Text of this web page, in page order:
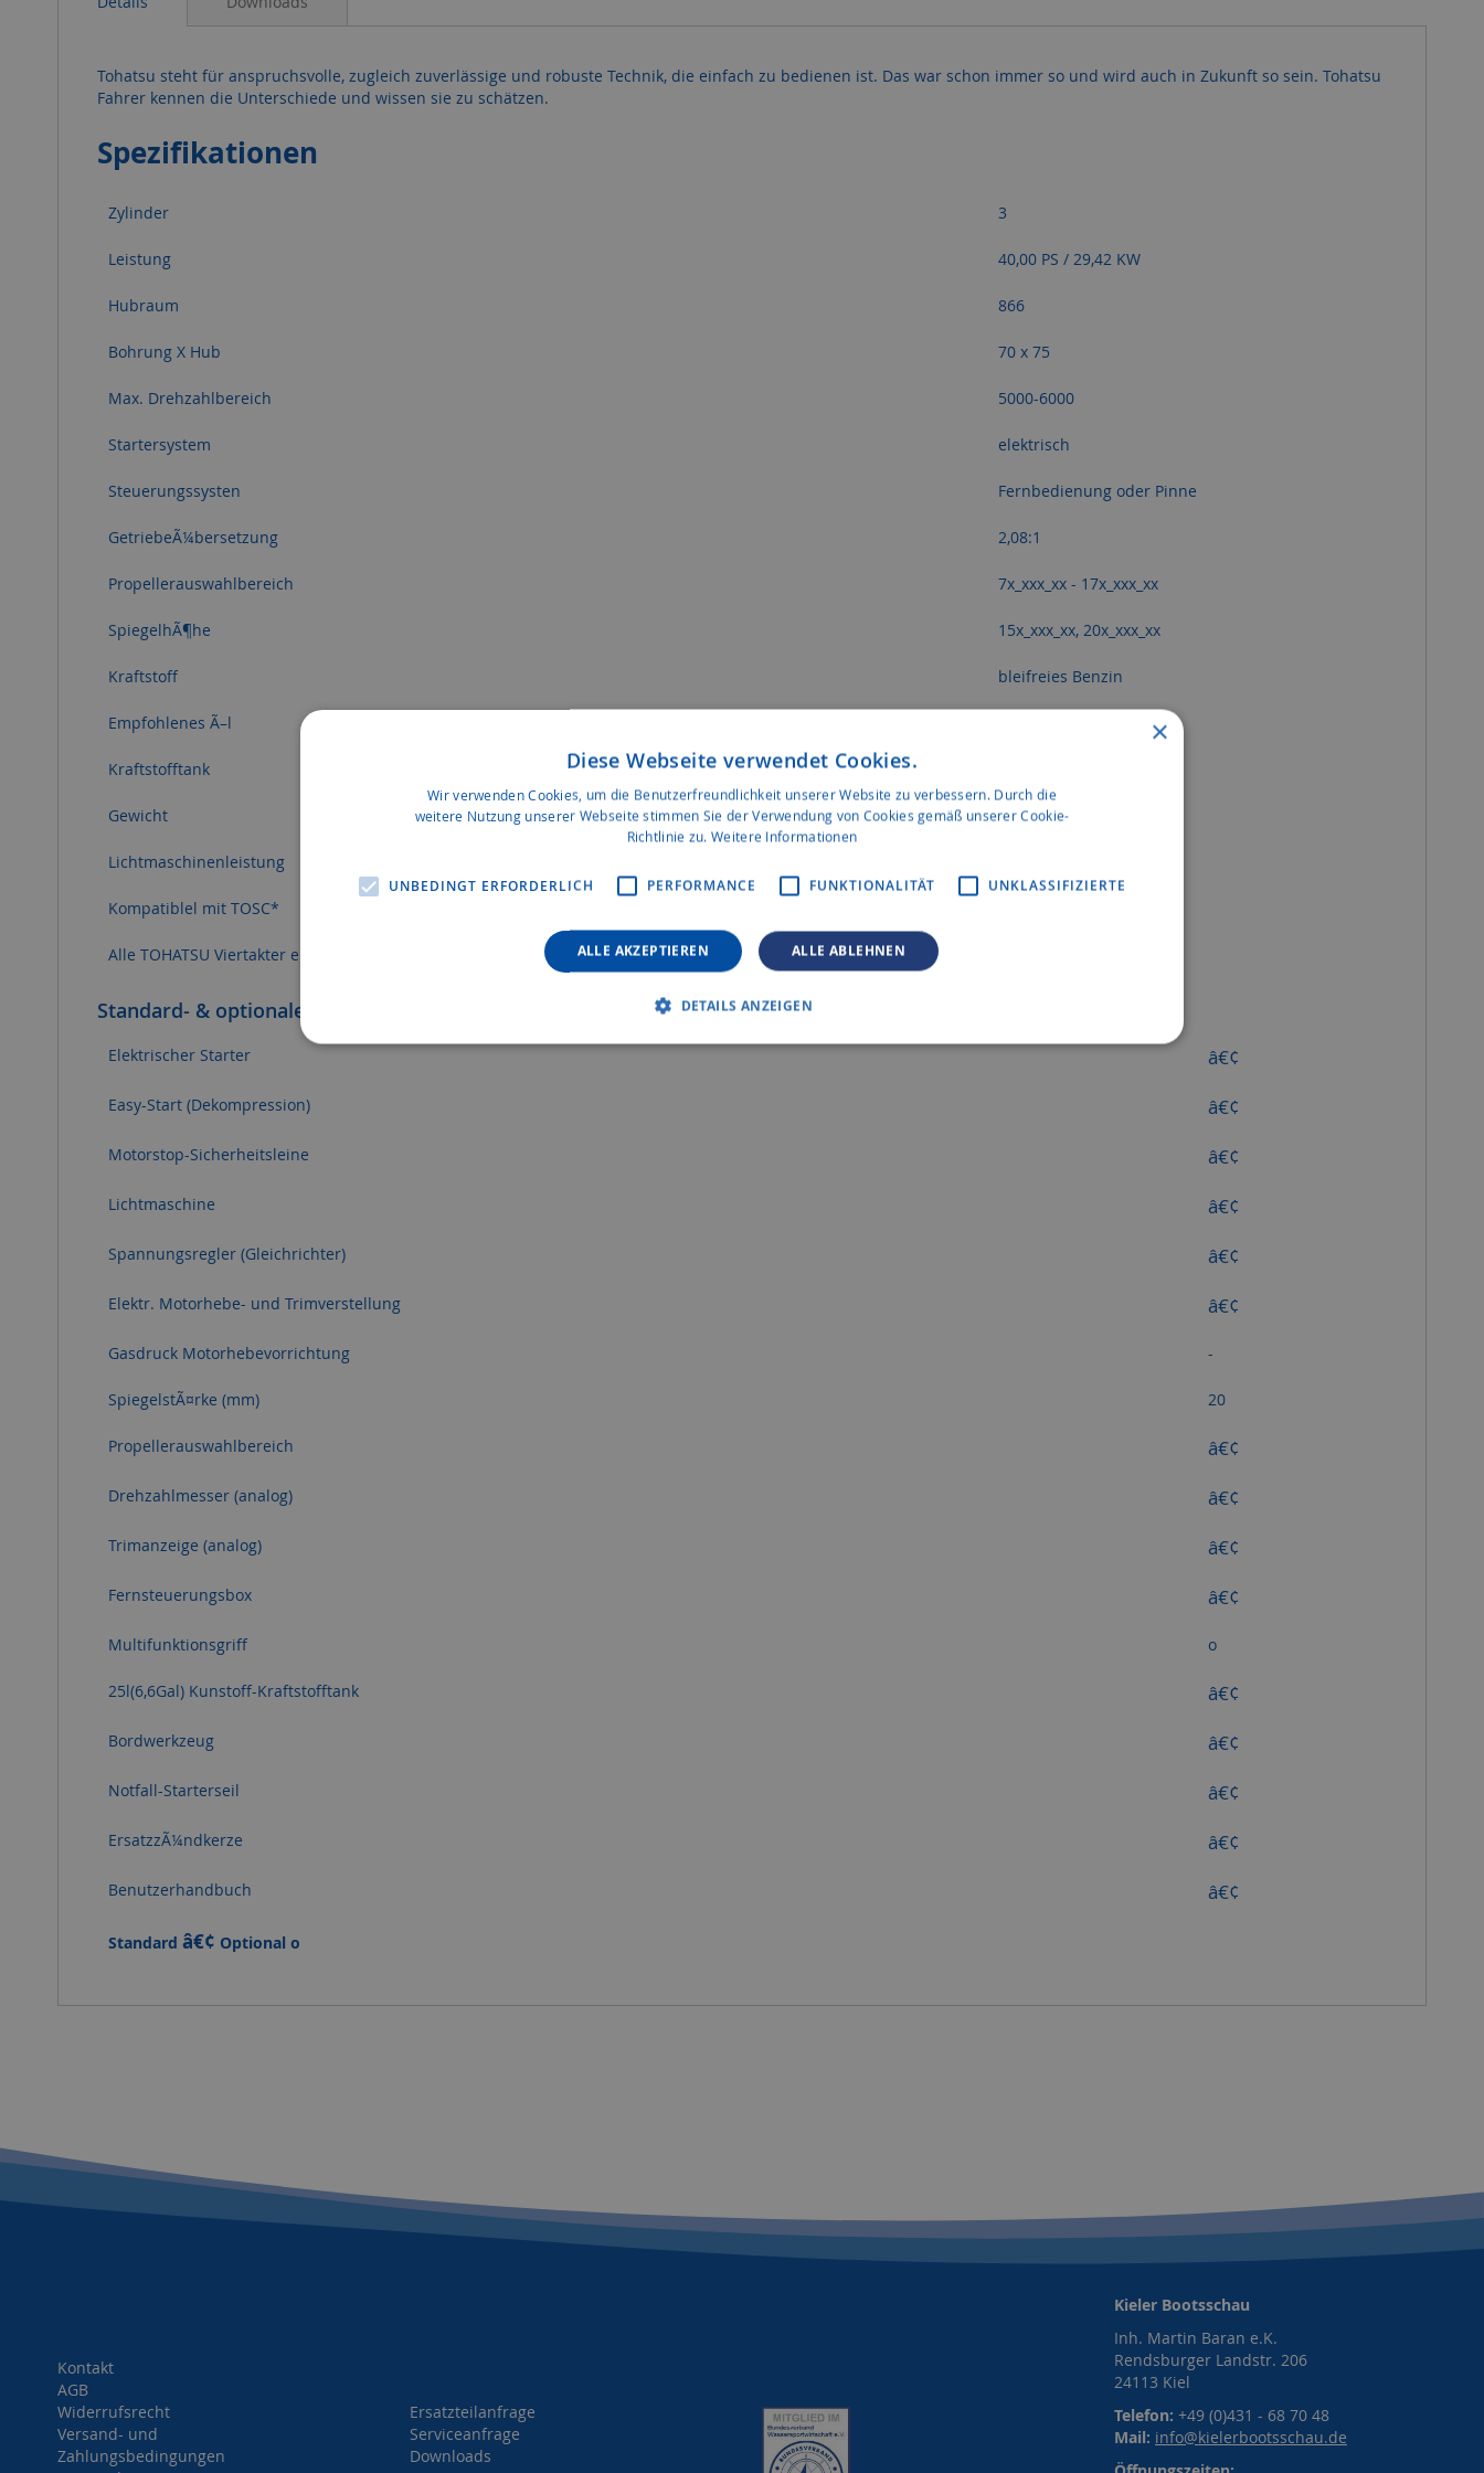
Tohatsu steht für anspruchsvolle, zugleich zuverlässige und robuste Technik, die einfach zu bedienen ist. Das war schon immer so und wird auch in Zukunft so sein. Tohatsu
Fahrer kennen die Unterschiede und wissen sie zu schätzen.
Spezifikationen
Zylinder 3
Leistung 40,00 PS / 29,42 KW
Hubraum 866
Bohrung X Hub 70 x 75
Max. Drehzahlbereich 5000-6000
Startersystem elektrisch
Steuerungssysten Fernbedienung oder Pinne
GetriebeÃ¼bersetzung 2,08:1
Propellerauswahlbereich 7x_xxx_xx - 17x_xxx_xx
SpiegelhÃ¶he 15x_xxx_xx, 20x_xxx_xx
Kraftstoff bleifreies Benzin
Empfohlenes Ã–l Viertakter MotorenÃ¶l
Kraftstofftank
Gewicht 95,00 kg
Lichtmaschinenleistung
Kompatiblel mit TOSC*
Alle TOHATSU Viertakter erfÃ¼llen die Emissionsnormen der EU
Standard- & optionale Ausstattung
Elektrischer Starter â€¢
Easy-Start (Dekompression) â€¢
Motorstop-Sicherheitsleine â€¢
Lichtmaschine â€¢
Spannungsregler (Gleichrichter) â€¢
Elektr. Motorhebe- und Trimverstellung â€¢
Gasdruck Motorhebevorrichtung -
SpiegelstÃ¤rke (mm) 20
Propellerauswahlbereich â€¢
Drehzahlmesser (analog) â€¢
Trimanzeige (analog) â€¢
Fernsteuerungsbox â€¢
Multifunktionsgriff o
25l(6,6Gal) Kunstoff-Kraftstofftank â€¢
Bordwerkzeug â€¢
Notfall-Starterseil â€¢
ErsatzzÃ¼ndkerze â€¢
Benutzerhandbuch â€¢
Standard â€¢ Optional o
Kontakt
AGB
Widerrufsrecht
Versand- und
Zahlungsbedingungen
Ersatzteilanfrage
Serviceanfrage
Downloads
Kieler Bootsschau
Inh. Martin Baran e.K.
Rendsburger Landstr. 206
24113 Kiel
Telefon: +49 (0)431 - 68 70 48
Mail: info@kielerbootsschau.de
×
Diese Webseite verwendet Cookies.
Wir verwenden Cookies, um die Benutzerfreundlichkeit unserer Website zu verbessern. Durch die
weitere Nutzung unserer Webseite stimmen Sie der Verwendung von Cookies gemäß unserer Cookie-
Richtlinie zu.Weitere Informationen
UNBEDINGT ERFORDERLICH PERFORMANCE FUNKTIONALITÄT UNKLASSIFIZIERTE
ALLE AKZEPTIEREN ALLE ABLEHNEN
DETAILS ANZEIGEN